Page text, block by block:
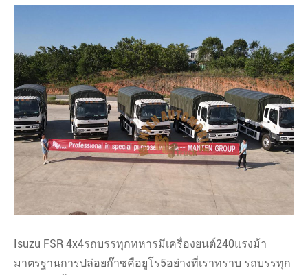
Isuzu FSR 4x4รถบรรทุกทหารมีเครื่องยนต์240แรงม้า
มาตรฐานการปล่อยก๊าซคือยูโร5อย่างที่เราทราบ รถบรรทุก